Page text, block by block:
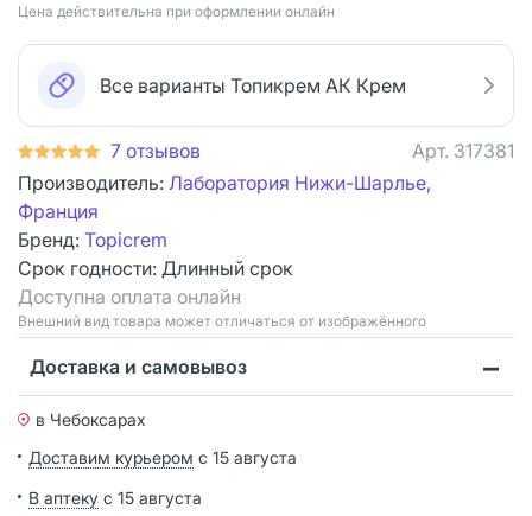
Цена действительна при оформлении онлайн
Все варианты Топикрем АК Крем
7 отзывов Арт. 317381
Производитель: Лаборатория Нижи-Шарлье,
Франция
Бренд: Topicrem
Срок годности: Длинный срок
Доступна оплата онлайн
Bнешний вид товара может отличаться от изображённого
Доставка и самовывоз
в Чебоксарах
Доставим курьером с 15 августа
В аптеку с 15 августа